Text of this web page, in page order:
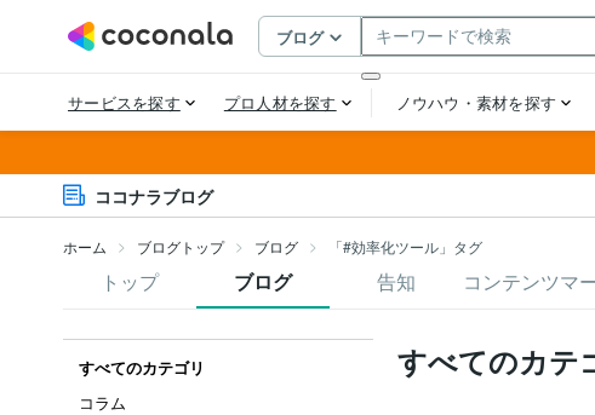
ココナラブログ
ホーム ブログトップ ブログ 「#効率化ツール」タグ
トップ ブログ 告知 コンテンツマ
すべてのカテゴリ
コラム
すべてのカテ